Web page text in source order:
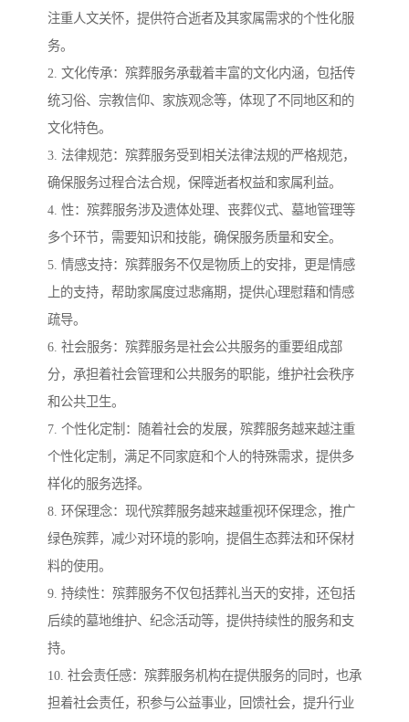
注重人文关怀，提供符合逝者及其家属需求的个性化服
务。
2. 文化传承：殡葬服务承载着丰富的文化内涵，包括传
统习俗、宗教信仰、家族观念等，体现了不同地区和的
文化特色。
3. 法律规范：殡葬服务受到相关法律法规的严格规范，
确保服务过程合法合规，保障逝者权益和家属利益。
4. 性：殡葬服务涉及遗体处理、丧葬仪式、墓地管理等
多个环节，需要知识和技能，确保服务质量和安全。
5. 情感支持：殡葬服务不仅是物质上的安排，更是情感
上的支持，帮助家属度过悲痛期，提供心理慰藉和情感
疏导。
6. 社会服务：殡葬服务是社会公共服务的重要组成部
分，承担着社会管理和公共服务的职能，维护社会秩序
和公共卫生。
7. 个性化定制：随着社会的发展，殡葬服务越来越注重
个性化定制，满足不同家庭和个人的特殊需求，提供多
样化的服务选择。
8. 环保理念：现代殡葬服务越来越重视环保理念，推广
绿色殡葬，减少对环境的影响，提倡生态葬法和环保材
料的使用。
9. 持续性：殡葬服务不仅包括葬礼当天的安排，还包括
后续的墓地维护、纪念活动等，提供持续性的服务和支
持。
10. 社会责任感：殡葬服务机构在提供服务的同时，也承
担着社会责任，积参与公益事业，回馈社会，提升行业